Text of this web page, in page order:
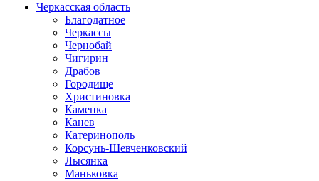
Черкасская область
Благодатное
Черкассы
Чернобай
Чигирин
Драбов
Городище
Христиновка
Каменка
Канев
Катеринополь
Корсунь-Шевченковский
Лысянка
Маньковка